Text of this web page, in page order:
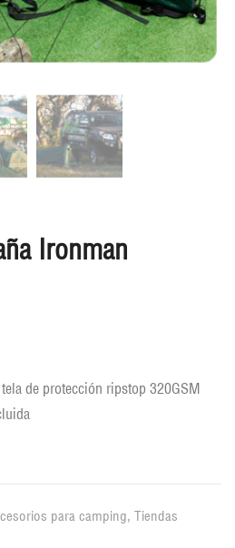
Ironman
de protección ripstop 320GSM
para camping, Tiendas